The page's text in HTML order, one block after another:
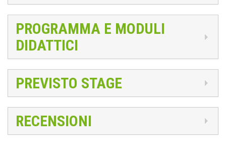
PROGRAMMA E MODULI
DIDATTICI
PREVISTO STAGE
RECENSIONI